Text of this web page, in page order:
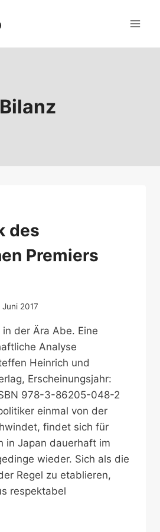
Bilanz
des
Premiers
Juni 2017
der Ära Abe. Eine
Analyse
Heinrich und
Erscheinungsjahr:
978-3-86205-048-2
einmal von der
findet sich für
in Japan dauerhaft im
wieder. Sich als die
Regel zu etablieren,
respektabel